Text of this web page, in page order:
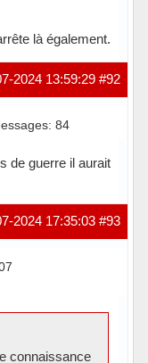
là également.
#92
2024 13:59:29
84
de guerre il aurait
#93
2024 17:35:03
connaissance